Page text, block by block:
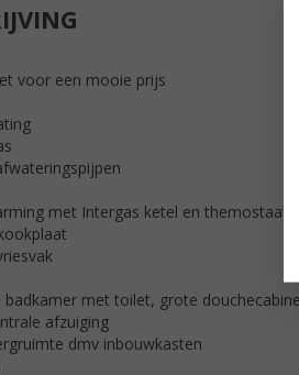
voor een mooie prijs
met Intergas ketel en themostaat
met toilet, grote
afzuiging
dmv inbouwkasten